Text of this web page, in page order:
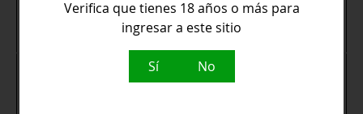
Denominación
Ribera Del Duero
Carnes a la brasa, Cocina
Verifica que tienes 18 años o más para
ingresar a este sitio
Sí No